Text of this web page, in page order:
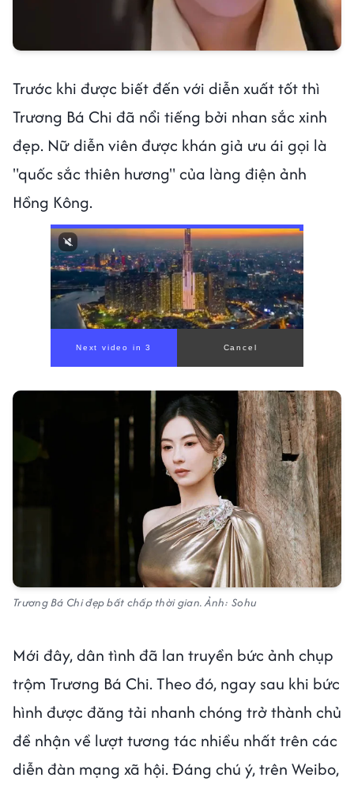
Trước khi được biết đến với diễn xuất tốt thì
Trương Bá Chi đã nổi tiếng bởi nhan sắc xinh
đẹp. Nữ diễn viên được khán giả ưu ái gọi là
"quốc sắc thiên hương" của làng điện ảnh
Hồng Kông.
00:00/ 01:05
Trương Bá Chi đẹp bất chấp thời gian. Ảnh: Sohu
Mới đây, dân tình đã lan truyền bức ảnh chụp
trộm Trương Bá Chi. Theo đó, ngay sau khi bức
hình được đăng tải nhanh chóng trở thành chủ
đề nhận về lượt tương tác nhiều nhất trên các
diễn đàn mạng xã hội. Đáng chú ý, trên Weibo,